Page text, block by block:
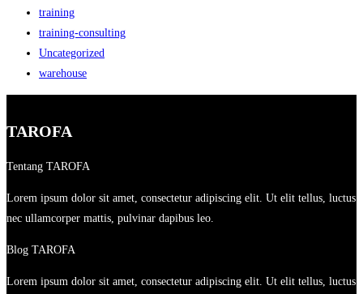
training
training-consulting
Uncategorized
warehouse
TAROFA
Tentang TAROFA
Lorem ipsum dolor sit amet, consectetur adipiscing elit. Ut elit tellus, luctus
nec ullamcorper mattis, pulvinar dapibus leo.
Blog TAROFA
Lorem ipsum dolor sit amet, consectetur adipiscing elit. Ut elit tellus, luctus